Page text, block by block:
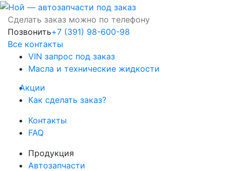
Сделать заказ можно по телефону
Позвонить+7 (391) 98-600-98
Все контакты
VIN запрос под заказ
Масла и технические жидкости
Акции
Как сделать заказ?
Контакты
FAQ
Продукция
Автозапчасти